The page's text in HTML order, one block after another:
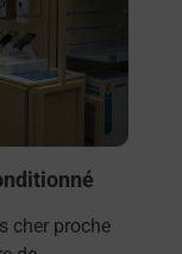
cher proche